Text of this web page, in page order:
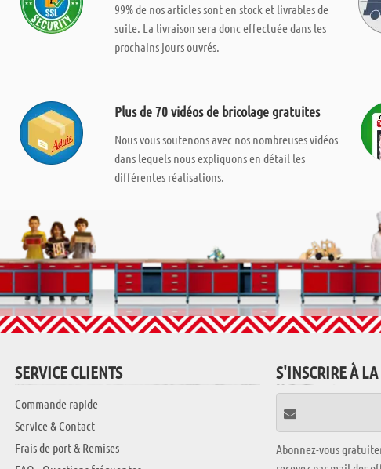
99% de nos articles sont en stock et livrables de
suite. La livraison sera donc effectuée dans les
prochains jours ouvrés.
Plus de 70 vidéos de bricolage gratuites
Nous vous soutenons avec nos nombreuses vidéos
dans lequels nous expliquons en détail les
différentes réalisations.
SERVICE CLIENTS
Commande rapide
Service & Contact
Frais de port & Remises
S'INSCRIRE À
Abonnez-vous